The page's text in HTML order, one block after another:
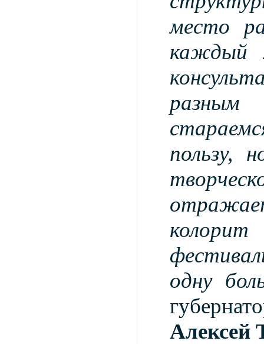
место
каждый
разным
пользу,
одну
Алексей